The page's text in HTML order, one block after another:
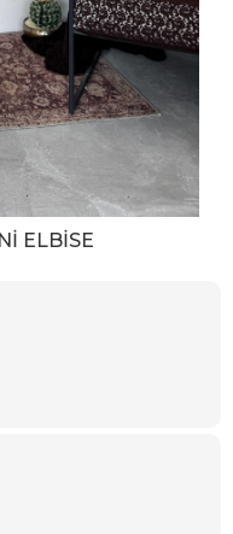
ELBISE